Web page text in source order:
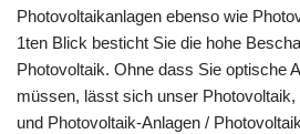
Photovoltaikanlagen ebenso wie
1ten Blick besticht Sie die hohe
Photovoltaik. Ohne dass Sie optische
müssen, lässt sich unser Photovoltaik,
und Photovoltaik-Anlagen /